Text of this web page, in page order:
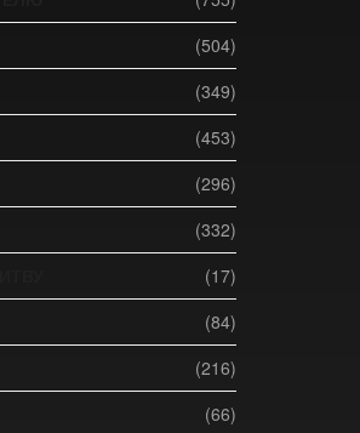
(504)
(349)
(453)
(296)
(332)
(17)
(84)
(216)
(66)